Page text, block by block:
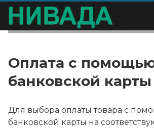
Оплата с
банковской карты
Для выбора оплаты товара с
банковской карты на